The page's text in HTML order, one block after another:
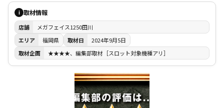
i 取材情報
店舗
メガフェイス1250田川
エリア
福岡県 取材日
2024年9月5日
取材企画
★★★★、編集部取材［スロット対象機種アリ］